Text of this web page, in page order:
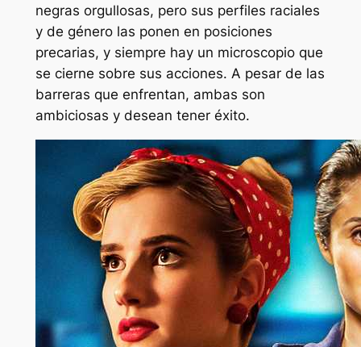
negras orgullosas, pero sus perfiles raciales
y de género las ponen en posiciones
precarias, y siempre hay un microscopio que
se cierne sobre sus acciones. A pesar de las
barreras que enfrentan, ambas son
ambiciosas y desean tener éxito.